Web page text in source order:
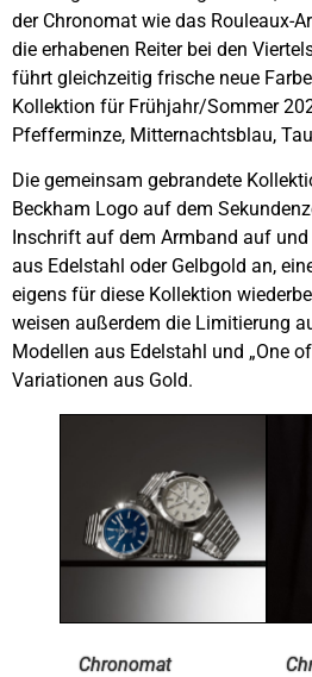
der Chronomat wie das Rouleaux-
die erhabenen Reiter bei den
führt gleichzeitig frische neue
Kollektion für Frühjahr/Sommer
Pfefferminze, Mitternachtsblau,
Die gemeinsam gebrandete
Beckham Logo auf dem
Inschrift auf dem Armband auf
aus Edelstahl oder Gelbgold an,
eigens für diese Kollektion
weisen außerdem die Limitierung
Modellen aus Edelstahl und „One
Variationen aus Gold.
Chronomat